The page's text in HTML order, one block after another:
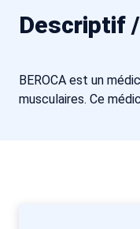
Descriptif
BEROCA est un
musculaires. Ce